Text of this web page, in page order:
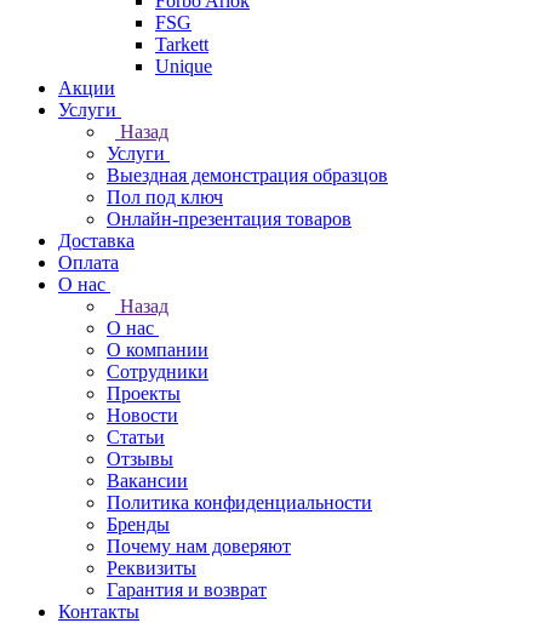
FSG
Tarkett
Unique
Акции
Услуги
Назад
Услуги
Выездная демонстрация образцов
Пол под ключ
Онлайн-презентация товаров
Доставка
Оплата
О нас
Назад
О нас
О компании
Сотрудники
Проекты
Новости
Статьи
Отзывы
Вакансии
Политика конфиденциальности
Бренды
Почему нам доверяют
Реквизиты
Гарантия и возврат
Контакты